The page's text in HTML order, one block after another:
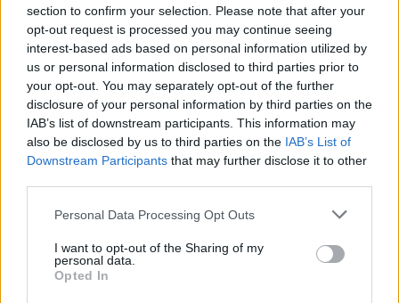
section to confirm your selection. Please note that after your
opt-out request is processed you may continue seeing
interest-based ads based on personal information utilized by
us or personal information disclosed to third parties prior to
your opt-out. You may separately opt-out of the further
disclosure of your personal information by third parties on the
IAB’s list of downstream participants. This information may
also be disclosed by us to third parties on the IAB’s List of
Downstream Participants that may further disclose it to other
Please note that this website/app uses one or more Google
not limited to your visit or usage behaviour. You may click to
grant or deny consent to Google and its third-party tags to
use your data for below specified purposes in below Google
Personal Data Processing Opt Outs
I want to opt-out of the Sharing of my
personal data.
Opted In